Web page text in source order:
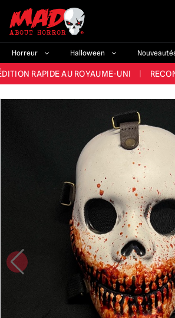
Horreur Halloween
ET LA MEILLEURE GAMME DU ROYAUME-UNI
RAPIDE AU ROYAUME-UNI
GAMME D'HALLOWEEN AU ROYAUME-UNI
ET LA MEILLEURE GAMME DU ROYAUME-UNI